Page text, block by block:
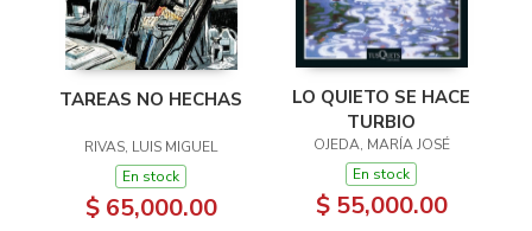
TAREAS NO HECHAS
RIVAS, LUIS MIGUEL
En stock
$ 65,000.00
LO QUIETO SE HACE
TURBIO
OJEDA, MARÍA JOSÉ
En stock
$ 55,000.00